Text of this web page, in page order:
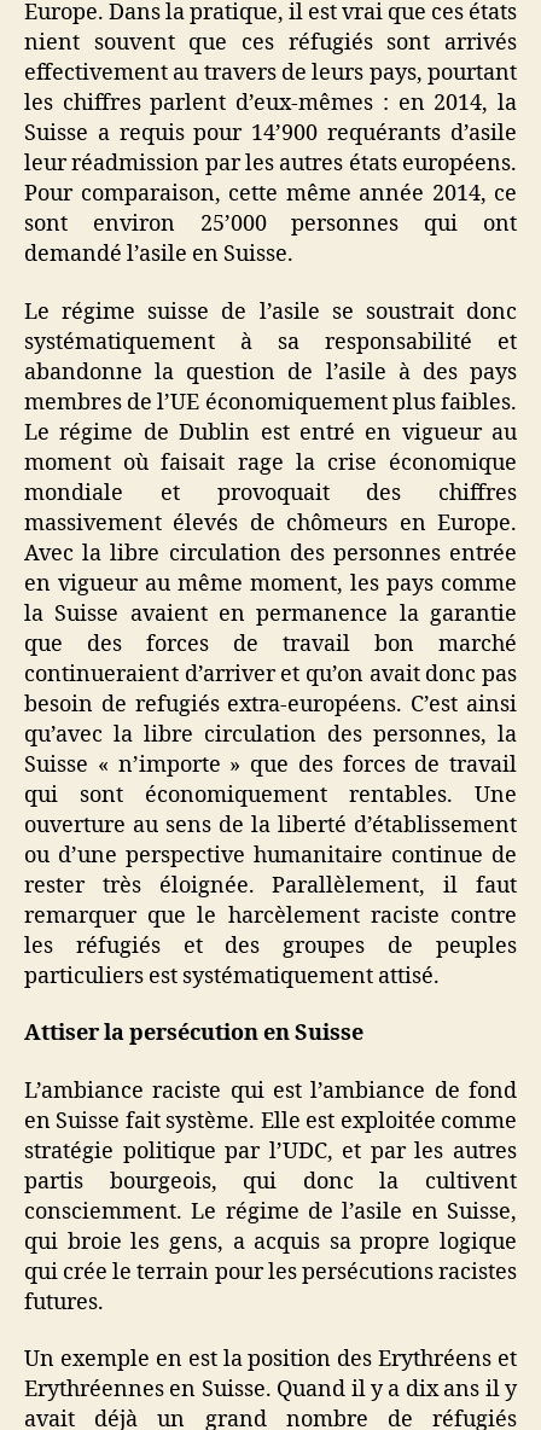
Europe. Dans la pratique, il est vrai que ces états
nient souvent que ces réfugiés sont arrivés
effectivement au travers de leurs pays, pourtant
les chiffres parlent d’eux-mêmes : en 2014, la
Suisse a requis pour 14’900 requérants d’asile
leur réadmission par les autres états européens.
Pour comparaison, cette même année 2014, ce
sont environ 25’000 personnes qui ont
demandé l’asile en Suisse.
Le régime suisse de l’asile se soustrait donc
systématiquement à sa responsabilité et
abandonne la question de l’asile à des pays
membres de l’UE économiquement plus faibles.
Le régime de Dublin est entré en vigueur au
moment où faisait rage la crise économique
mondiale et provoquait des chiffres
massivement élevés de chômeurs en Europe.
Avec la libre circulation des personnes entrée
en vigueur au même moment, les pays comme
la Suisse avaient en permanence la garantie
que des forces de travail bon marché
continueraient d’arriver et qu’on avait donc pas
besoin de refugiés extra-européens. C’est ainsi
qu’avec la libre circulation des personnes, la
Suisse « n’importe » que des forces de travail
qui sont économiquement rentables. Une
ouverture au sens de la liberté d’établissement
ou d’une perspective humanitaire continue de
rester très éloignée. Parallèlement, il faut
remarquer que le harcèlement raciste contre
les réfugiés et des groupes de peuples
particuliers est systématiquement attisé.
Attiser la persécution en Suisse
L’ambiance raciste qui est l’ambiance de fond
en Suisse fait système. Elle est exploitée comme
stratégie politique par l’UDC, et par les autres
partis bourgeois, qui donc la cultivent
consciemment. Le régime de l’asile en Suisse,
qui broie les gens, a acquis sa propre logique
qui crée le terrain pour les persécutions racistes
futures.
Un exemple en est la position des Erythréens et
Erythréennes en Suisse. Quand il y a dix ans il y
avait déjà un grand nombre de réfugiés